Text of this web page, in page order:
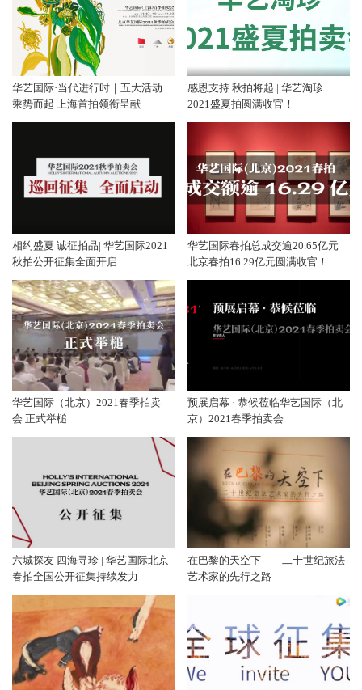
华艺国际·当代进行时｜五大活动
乘势而起 上海首拍领衔呈献
感恩支持 秋拍将起 | 华艺淘珍
2021盛夏拍圆满收官！
相约盛夏 诚征拍品| 华艺国际2021
秋拍公开征集全面开启
华艺国际春拍总成交逾20.65亿元
北京春拍16.29亿元圆满收官！
华艺国际（北京）2021春季拍卖
会 正式举槌
预展启幕 · 恭候莅临华艺国际（北
京）2021春季拍卖会
六城探友 四海寻珍 | 华艺国际北京
春拍全国公开征集持续发力
在巴黎的天空下——二十世纪旅法
艺术家的先行之路